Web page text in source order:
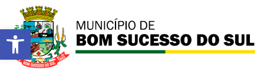
Barra de Ferramentas